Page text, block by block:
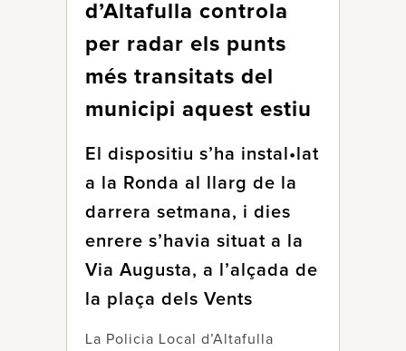
d’Altafulla controla
per radar els punts
més transitats del
municipi aquest estiu
El dispositiu s’ha instal•lat
a la Ronda al llarg de la
darrera setmana, i dies
enrere s’havia situat a la
Via Augusta, a l’alçada de
la plaça dels Vents
La Policia Local d’Altafulla